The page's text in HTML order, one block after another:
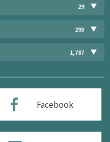
29
293
1,787
Facebook